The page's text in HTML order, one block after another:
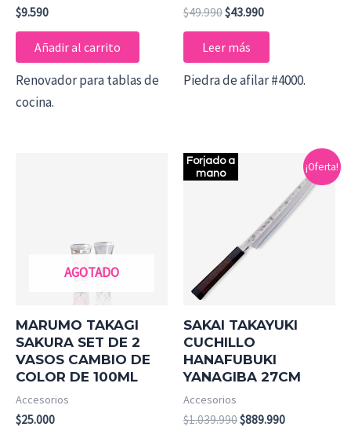
$9.590
Añadir al carrito
Renovador para tablas de
cocina.
$49.990$43.990
Leer más
Piedra de afilar #4000.
AGOTADO
MARUMO TAKAGI
SAKURA SET DE 2
VASOS CAMBIO DE
COLOR DE 100ML
Accesorios
$25.000
¡Oferta!
Forjado a
mano
SAKAI TAKAYUKI
CUCHILLO
HANAFUBUKI
YANAGIBA 27CM
Accesorios
$1.039.990
$1.039.990.
$889.990
precio
actual
es:
$889.990.